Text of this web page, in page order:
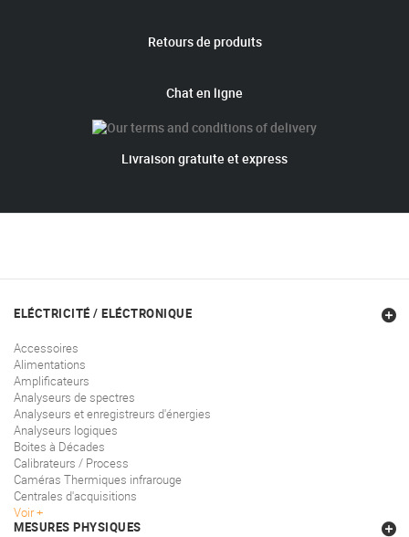
Retours de produits
Chat en ligne
Livraison gratuite et express
ELÉCTRICITÉ / ELÉCTRONIQUE
Accessoires
Alimentations
Amplificateurs
Analyseurs de spectres
Analyseurs et enregistreurs d'énergies
Analyseurs logiques
Boites à Décades
Calibrateurs / Process
Caméras Thermiques infrarouge
Centrales d'acquisitions
Voir
MESURES PHYSIQUES